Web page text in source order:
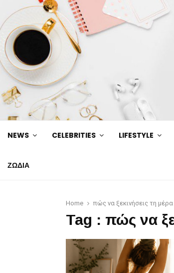
NEWS CELEBRITIES LIFESTYLE
ΖΩΔΙΑ
Home πώς να ξεκινήσεις τη
Tag : πώς να